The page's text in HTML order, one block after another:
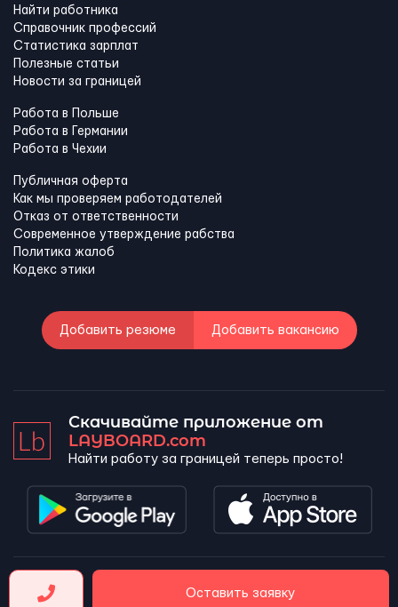
Оставить заявку
Найти работника
Справочник профессий
Статистика зарплат
Полезные статьи
Новости за границей
Работа в Польше
Работа в Германии
Работа в Чехии
Публичная оферта
Как мы проверяем работодателей
Отказ от ответственности
Современное утверждение рабства
Политика жалоб
Кодекс этики
Добавить резюме Добавить вакансию
Скачивайте приложение от
LAYBOARD.com
Найти работу за границей теперь просто!
LAYBOARD, SL Copyright 2026 ©